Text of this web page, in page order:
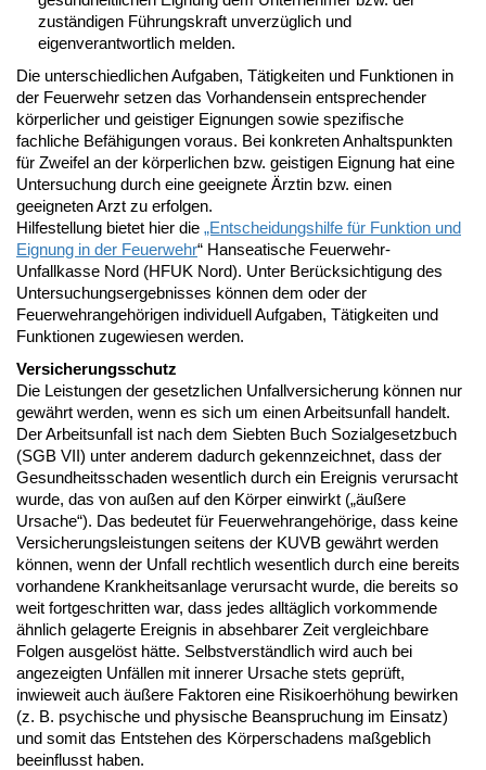
zuständigen Führungskraft unverzüglich und
eigenverantwortlich melden.
Die unterschiedlichen Aufgaben, Tätigkeiten und Funktionen in
der Feuerwehr setzen das Vorhandensein entsprechender
körperlicher und geistiger Eignungen sowie spezifische
fachliche Befähigungen voraus. Bei konkreten Anhaltspunkten
für Zweifel an der körperlichen bzw. geistigen Eignung hat eine
Untersuchung durch eine geeignete Ärztin bzw. einen
geeigneten Arzt zu erfolgen.
Hilfestellung bietet hier die „Entscheidungshilfe für Funktion und
Eignung in der Feuerwehr“ Hanseatische Feuerwehr-
Unfallkasse Nord (HFUK Nord). Unter Berücksichtigung des
Untersuchungsergebnisses können dem oder der
Feuerwehrangehörigen individuell Aufgaben, Tätigkeiten und
Funktionen zugewiesen werden.
Versicherungsschutz
Die Leistungen der gesetzlichen Unfallversicherung können nur
gewährt werden, wenn es sich um einen Arbeitsunfall handelt.
Der Arbeitsunfall ist nach dem Siebten Buch Sozialgesetzbuch
(SGB VII) unter anderem dadurch gekennzeichnet, dass der
Gesundheitsschaden wesentlich durch ein Ereignis verursacht
wurde, das von außen auf den Körper einwirkt („äußere
Ursache“). Das bedeutet für Feuerwehrangehörige, dass keine
Versicherungsleistungen seitens der KUVB gewährt werden
können, wenn der Unfall rechtlich wesentlich durch eine bereits
vorhandene Krankheitsanlage verursacht wurde, die bereits so
weit fortgeschritten war, dass jedes alltäglich vorkommende
ähnlich gelagerte Ereignis in absehbarer Zeit vergleichbare
Folgen ausgelöst hätte. Selbstverständlich wird auch bei
angezeigten Unfällen mit innerer Ursache stets geprüft,
inwieweit auch äußere Faktoren eine Risikoerhöhung bewirken
(z. B. psychische und physische Beanspruchung im Einsatz)
und somit das Entstehen des Körperschadens maßgeblich
beeinflusst haben.